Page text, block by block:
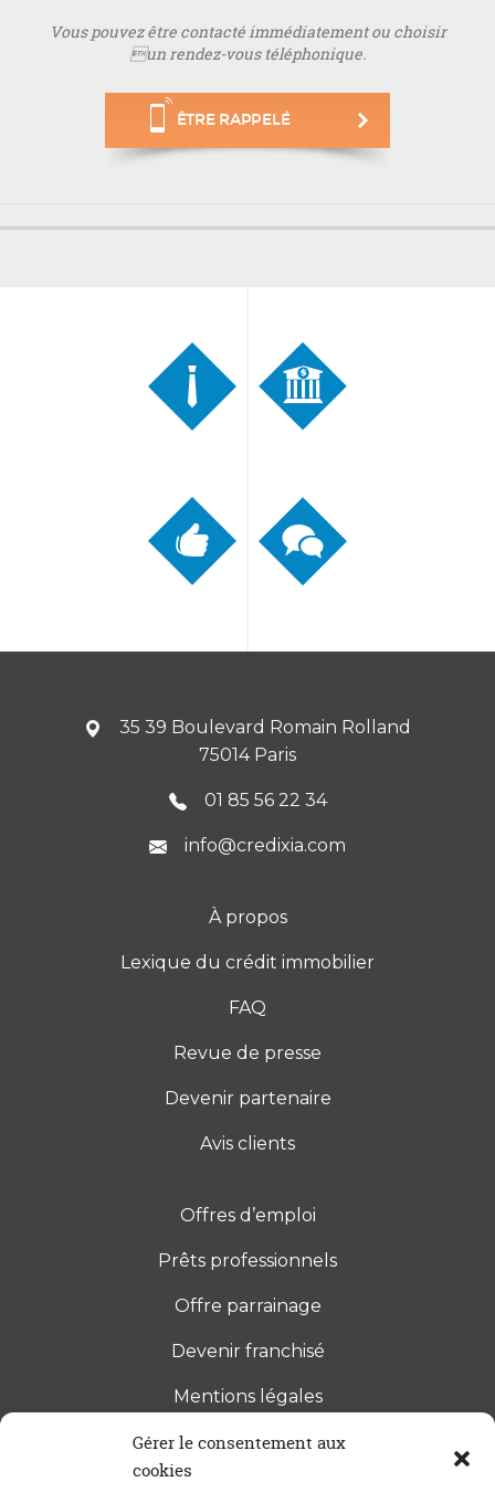
Gérer le consentement aux
cookies
Vous pouvez être contacté immédiatement ou choisir
un rendez-vous téléphonique.
ÊTRE RAPPELÉ
35 39 Boulevard Romain Rolland
75014 Paris
01 85 56 22 34
info@credixia.com
À propos
Lexique du crédit immobilier
FAQ
Revue de presse
Devenir partenaire
Avis clients
Offres d’emploi
Prêts professionnels
Offre parrainage
Devenir franchisé
Mentions légales
S’INSCRIRE À LA NEWSLETTER